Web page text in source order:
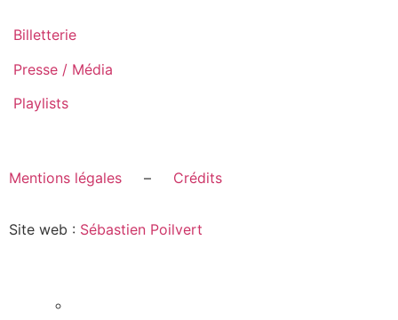
Billetterie
Presse / Média
Playlists
Mentions légales – Crédits
Site web : Sébastien Poilvert